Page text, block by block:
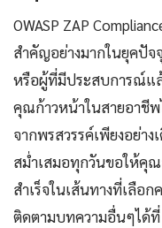
OWASP ZAP
สำคัญอย่างมากในยุคปั
หรือผู้ที่มีประสบการณ์แล้
คุณก้าวหน้าในสายอาชีพ
จากพรสวรรค์เพียงอย่า
สม่ำเสมอทุกวันขอให้คุ
สำเร็จในเส้นทางที่เลือ
ติดตามบทความอื่นๆได้ที่